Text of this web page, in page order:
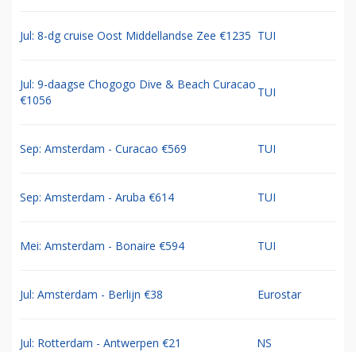
Jul: 8-dg cruise Oost Middellandse Zee €1235 TUI
Jul: 9-daagse Chogogo Dive & Beach Curacao
€1056
TUI
Sep: Amsterdam - Curacao €569 TUI
Sep: Amsterdam - Aruba €614 TUI
Mei: Amsterdam - Bonaire €594 TUI
Jul: Amsterdam - Berlijn €38 Eurostar
Jul: Rotterdam - Antwerpen €21 NS